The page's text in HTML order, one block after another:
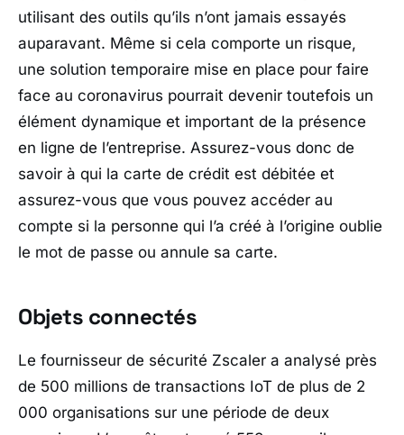
utilisant des outils qu’ils n’ont jamais essayés
auparavant. Même si cela comporte un risque,
une solution temporaire mise en place pour faire
face au coronavirus pourrait devenir toutefois un
élément dynamique et important de la présence
en ligne de l’entreprise. Assurez-vous donc de
savoir à qui la carte de crédit est débitée et
assurez-vous que vous pouvez accéder au
compte si la personne qui l’a créé à l’origine oublie
le mot de passe ou annule sa carte.
Objets connectés
Le fournisseur de sécurité Zscaler a analysé près
de 500 millions de transactions IoT de plus de 2
000 organisations sur une période de deux